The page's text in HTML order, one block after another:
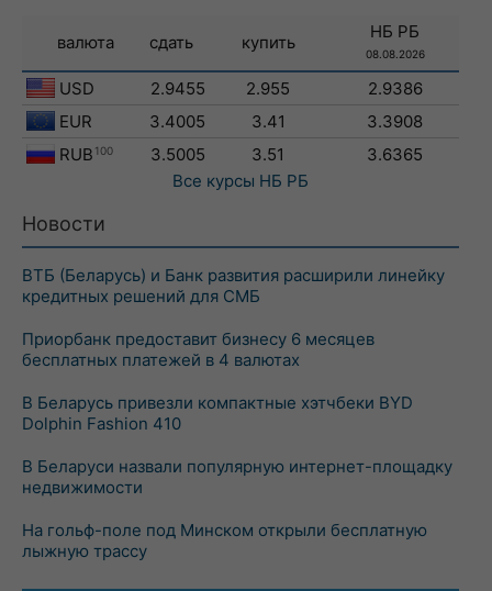
валюта сдать купить
НБ РБ
08.08.2026
USD 2.9455 2.955
2.9386
EUR
3.4005 3.41
3.3908
RUB 100 3.5005 3.51
3.6365
Все курсы НБ РБ
Новости
ВТБ (Беларусь) и Банк развития расширили линейку
кредитных решений для СМБ
Приорбанк предоставит бизнесу 6 месяцев
бесплатных платежей в 4 валютах
В Беларусь привезли компактные хэтчбеки BYD
Dolphin Fashion 410
В Беларуси назвали популярную интернет-площадку
недвижимости
На гольф-поле под Минском открыли бесплатную
лыжную трассу